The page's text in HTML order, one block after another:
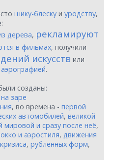
шику-блеску и уродству,
дерева, рекламируют
в фильмах, получили
искусств или
аэрографией.
созданы:
на заре
, во времена - первой
автомобилей, великой
мировой и сразу после неё,
и аэростиля, движения
, рубленных форм,